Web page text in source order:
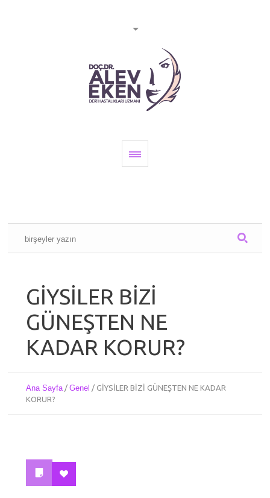
GİYSİLER BİZİ
GÜNEŞTEN NE
KADAR KORUR?
Ana Sayfa /Genel / GİYSİLER BİZİ GÜNEŞTEN NE KADAR
KORUR?